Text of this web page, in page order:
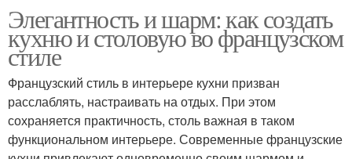
Элегантность и шарм: как создать
кухню и столовую во французском
стиле
Французский стиль в интерьере кухни призван
расслаблять, настраивать на отдых. При этом
сохраняется практичность, столь важная в таком
функциональном интерьере. Современные французские